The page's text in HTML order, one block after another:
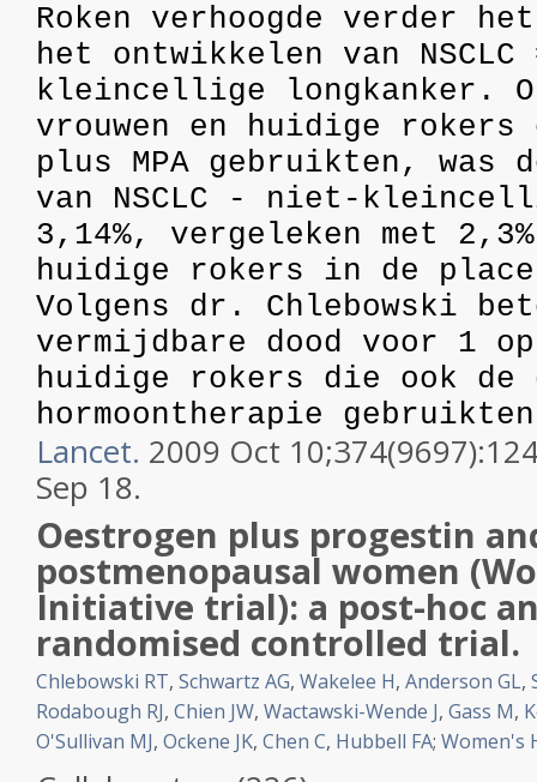
Roken verhoogde verder
het ontwikkelen van
kleincellige longkanker.
vrouwen en huidige rokers
plus MPA gebruikten,
van NSCLC - niet-
3,14%, vergeleken met
huidige rokers in de
Volgens dr. Chlebowski
vermijdbare dood voor 1
huidige rokers die ook de
hormoontherapie
Lancet. 2009 Oct
Sep 18.
Oestrogen plus progestin
postmenopausal women
Initiative trial): a post-hoc
randomised controlled trial.
Chlebowski RT, Schwartz AG, Wakelee H, Anderson GL,
Rodabough RJ, Chien JW, Wactawski-Wende J, Gass M,
O'Sullivan MJ, Ockene JK, Chen C, Hubbell FA; Women's